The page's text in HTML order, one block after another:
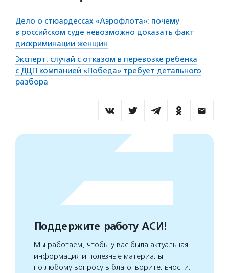
Дело о стюардессах «Аэрофлота»: почему
в российском суде невозможно доказать факт
дискриминации женщин
Эксперт: случай с отказом в перевозке ребенка
с ДЦП компанией «Победа» требует детального
разбора
Поддержите работу АСИ!
Мы работаем, чтобы у вас была актуальная
информация и полезные материалы
по любому вопросу в благотворительности.